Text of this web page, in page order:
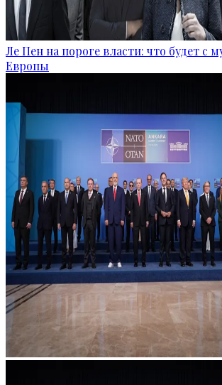
Ле Пен на пороге власти: что будет с
Европы